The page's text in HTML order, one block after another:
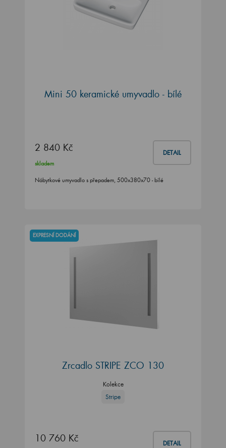
Mini 50 keramické umyvadlo - bílé
2 840 Kč DETAIL
skladem
Nábytkové umyvadlo s přepadem, 500x380x70 - bílé
EXPRESNÍ DODÁNÍ
Zrcadlo STRIPE ZCO 130
Kolekce
Stripe
10 760 Kč DETAIL